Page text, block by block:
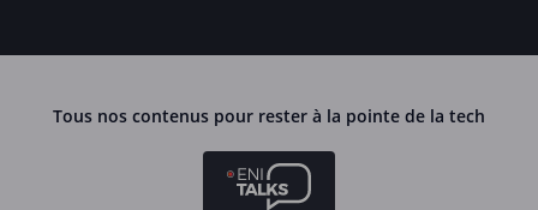
Tous nos contenus pour rester à la pointe de la tech